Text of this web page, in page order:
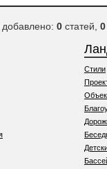
добавлено: 0 статей, 0
Стили